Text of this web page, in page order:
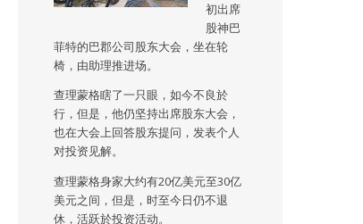
初出席
股神巴
菲特的巴郡公司股东大会，坐在轮
椅，由助理推进场。
查理蒙格瞎了一只眼，如今不良於
行，但是，他仍坚持出席股东大会，
也在大会上回答股东提问，发表个人
对投资见解。
查理蒙格身家大约有20亿美元至30亿
美元之间，但是，时至今日仍不退
休，活跃於投资活动。